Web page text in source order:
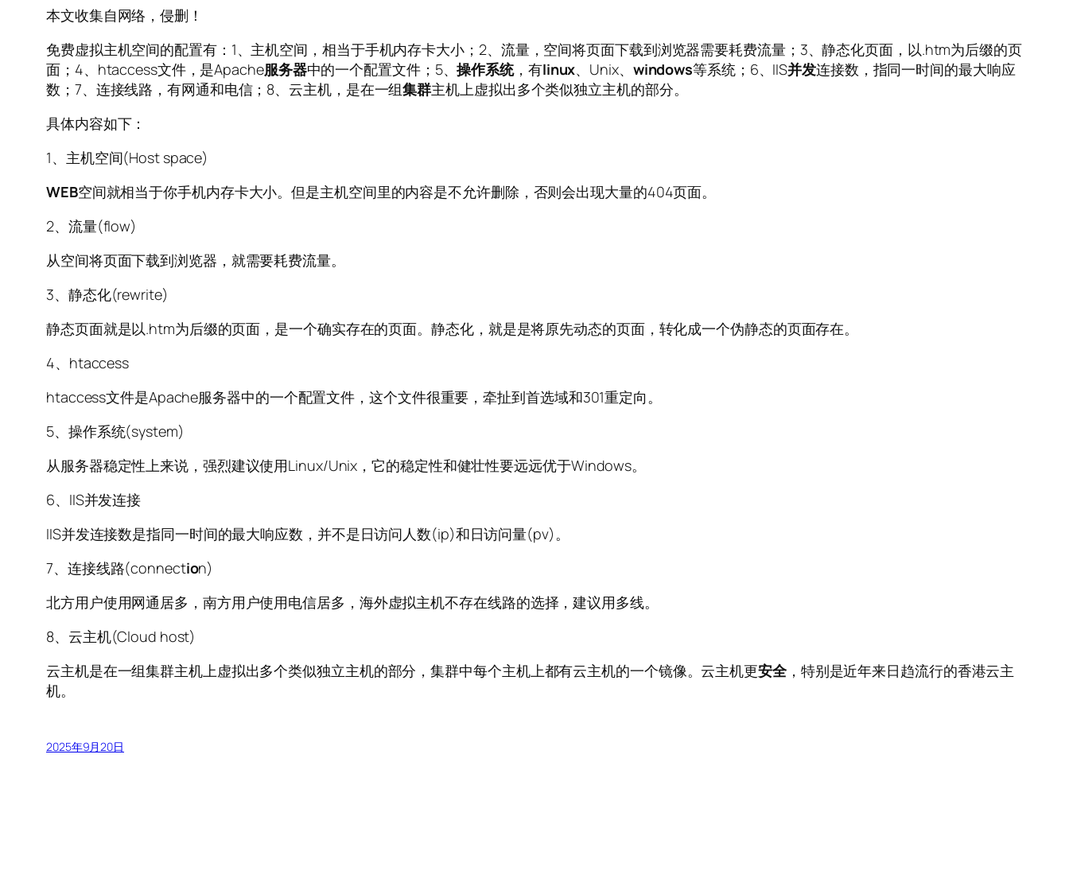
本文收集自网络，侵删！
免费虚拟主机空间的配置有：1、主机空间，相当于手机内存卡大小；2、流量，空间将页面下载到浏览器需要耗费流量；3、静态化页面，以.htm为后缀的页
面；4、htaccess文件，是Apache服务器中的一个配置文件；5、操作系统，有linux、Unix、 windows等系统；6、IIS并发连接数，指同一时间的最大响应
数；7、连接线路，有网通和电信；8、云主机，是在一组集群主机上虚拟出多个类似独立主机的部分。
具体内容如下：
1、主机空间(Host space)
WEB空间就相当于你手机内存卡大小。但是主机空间里的内容是不允许删除，否则会出现大量的404页面。
2、流量(flow)
从空间将页面下载到浏览器，就需要耗费流量。
3、静态化(rewrite)
静态页面就是以.htm为后缀的页面，是一个确实存在的页面。静态化，就是是将原先动态的页面，转化成一个伪静态的页面存在。
4、htaccess
htaccess文件是Apache服务器中的一个配置文件，这个文件很重要，牵扯到首选域和301重定向。
5、操作系统(system)
从服务器稳定性上来说，强烈建议使用Linux/Unix，它的稳定性和健壮性要远远优于Windows。
6、IIS并发连接
IIS并发连接数是指同一时间的最大响应数，并不是日访问人数(ip)和日访问量(pv)。
7、连接线路(connection)
北方用户使用网通居多，南方用户使用电信居多，海外虚拟主机不存在线路的选择，建议用多线。
8、云主机(Cloud host)
云主机是在一组集群主机上虚拟出多个类似独立主机的部分，集群中每个主机上都有云主机的一个镜像。云主机更安全，特别是近年来日趋流行的香港云主
机。
2025年9月20日